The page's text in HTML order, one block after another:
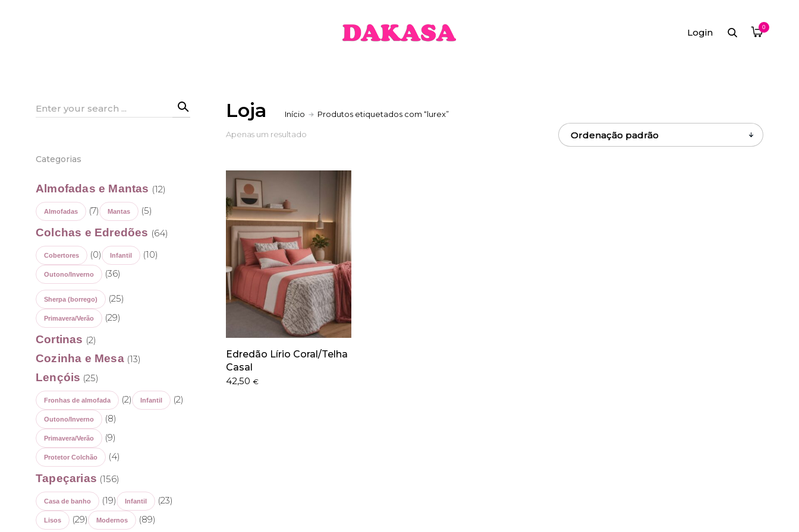
Login 0
Loja Início Produtos etiquetados com “lurex”
Apenas um resultado
Edredão Lírio Coral/Telha
Casal
42,50 €
Search
Categorias
Almofadas e Mantas (12)
Almofadas (7) Mantas (5)
Colchas e Edredões (64)
Cobertores (0) Infantil (10)
Outono/Inverno (36)
Sherpa (borrego) (25)
Primavera/Verão (29)
Cortinas (2)
Cozinha e Mesa (13)
Lençóis (25)
Fronhas de almofada (2) Infantil (2)
Outono/Inverno (8)
Primavera/Verão (9)
Protetor Colchão (4)
Tapeçarias (156)
Casa de banho (19) Infantil (23)
Lisos (29) Modernos (89)